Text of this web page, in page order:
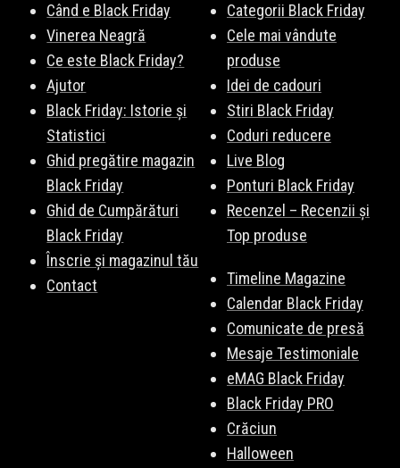
Când e Black Friday
Vinerea Neagră
Ce este Black Friday?
Ajutor
Black Friday: Istorie și
Statistici
Ghid pregătire magazin
Black Friday
Ghid de Cumpărături
Black Friday
Înscrie și magazinul tău
Contact
Categorii Black Friday
Cele mai vândute
produse
Idei de cadouri
Stiri Black Friday
Coduri reducere
Live Blog
Ponturi Black Friday
Recenzel – Recenzii și
Top produse
Timeline Magazine
Calendar Black Friday
Comunicate de presă
Mesaje Testimoniale
eMAG Black Friday
Black Friday PRO
Crăciun
Halloween